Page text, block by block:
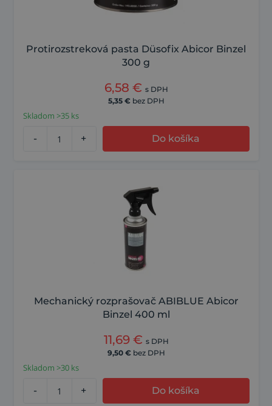
Protirozstreková pasta Düsofix Abicor Binzel
300 g
6,58 € s DPH
5,35 € bez DPH
Skladom >35 ks
- + Do košíka
Mechanický rozprašovač ABIBLUE Abicor
Binzel 400 ml
11,69 € s DPH
9,50 € bez DPH
Skladom >30 ks
- + Do košíka